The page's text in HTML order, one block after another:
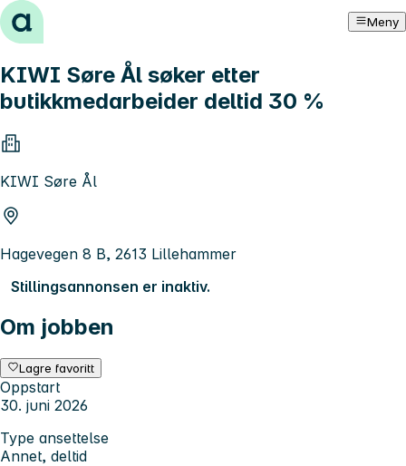
Hopp til innhold Meny
KIWI Søre Ål søker etter
butikkmedarbeider deltid 30 %
KIWI Søre Ål
Hagevegen 8 B, 2613 Lillehammer
Stillingsannonsen er inaktiv.
Om jobben
Lagre favoritt
Oppstart
30. juni 2026
Type ansettelse
Annet, deltid